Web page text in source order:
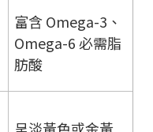
富含 Omega-3、
Omega-6 必需脂
肪酸